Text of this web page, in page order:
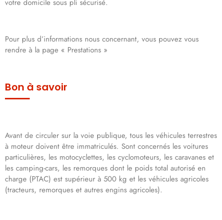
votre domicile sous pli sécurisé.
Pour plus d’informations nous concernant, vous pouvez vous
rendre à la page « Prestations »
Bon à savoir
Avant de circuler sur la voie publique, tous les véhicules terrestres
à moteur doivent être immatriculés. Sont concernés les voitures
particulières, les motocyclettes, les cyclomoteurs, les caravanes et
les camping-cars, les remorques dont le poids total autorisé en
charge (PTAC) est supérieur à 500 kg et les véhicules agricoles
(tracteurs, remorques et autres engins agricoles).